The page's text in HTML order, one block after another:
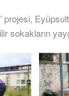
sokakların